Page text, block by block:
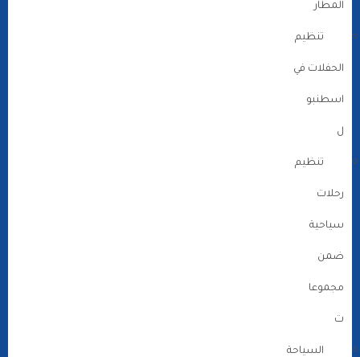
المطار
تنظيم
الحفلات في
اسطنبو
ل
تنظيم
رحلات
سياحية
ضمن
مجموعا
ت
السياحة